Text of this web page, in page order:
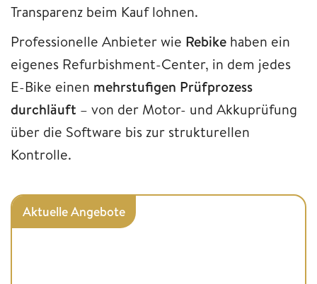
Transparenz beim Kauf lohnen.
Professionelle Anbieter wie Rebike haben ein
eigenes Refurbishment-Center, in dem jedes
E-Bike einen mehrstufigen Prüfprozess
durchläuft – von der Motor- und Akkuprüfung
über die Software bis zur strukturellen
Kontrolle.
Aktuelle Angebote